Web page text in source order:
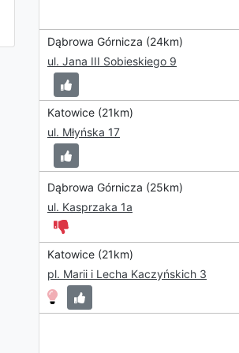
Dąbrowa Górnicza (24km)
ul. Jana III Sobieskiego 9
Katowice (21km)
ul. Młyńska 17
Dąbrowa Górnicza (25km)
ul. Kasprzaka 1a
Katowice (21km)
pl. Marii i Lecha Kaczyńskich 3